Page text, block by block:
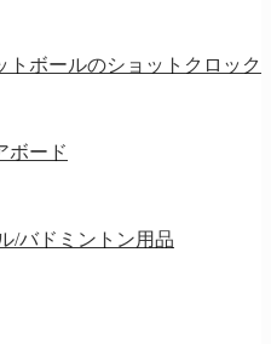
トボールのショットクロック
ボード
/バドミントン用品